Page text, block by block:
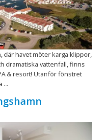
där havet möter karga klippor,
dramatiska vattenfall, finns
& resort! Utanför fönstret
...